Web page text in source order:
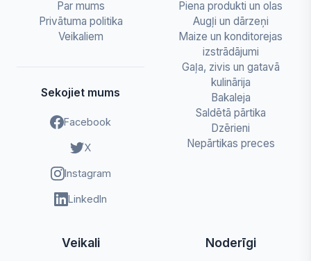
Par mums
Privātuma politika
Veikaliem
Sekojiet mums
Facebook
X
Instagram
LinkedIn
Piena produkti un olas
Augļi un dārzeņi
Maize un konditorejas
izstrādājumi
Gaļa, zivis un gatavā
kulinārija
Bakaleja
Saldētā pārtika
Dzērieni
Nepārtikas preces
Veikali Noderīgi